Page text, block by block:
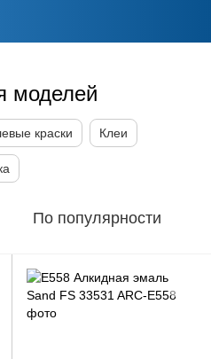
моделей
краски Клеи
По популярности